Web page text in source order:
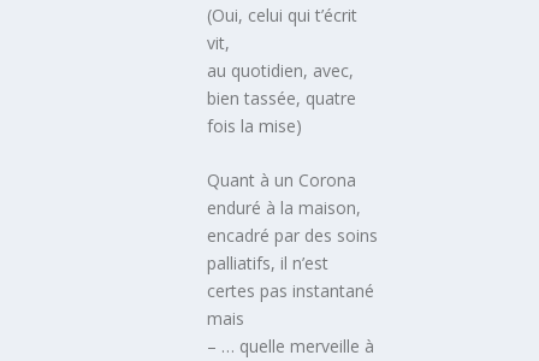
(Oui, celui qui t’écrit
vit,
au quotidien, avec,
bien tassée, quatre
fois la mise)
Quant à un Corona
enduré à la maison,
encadré par des soins
palliatifs, il n’est
certes pas instantané
mais
– … quelle merveille à